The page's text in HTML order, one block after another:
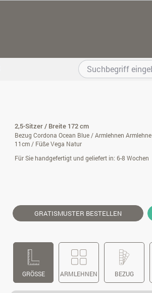
2,5-Sitzer / Breite 172 cm
Bezug Cordona Ocean Blue / Armlehnen Armlehne
11cm / Füße Vega Natur
Für Sie handgefertigt und geliefert in: 6-8 Wochen
GRATISMUSTER BESTELLEN
GRÖSSE ARMLEHNEN BEZUG